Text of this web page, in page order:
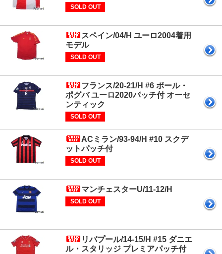
SOLD OUT
スペイン/04/H ユーロ2004着用
モデル
SOLD OUT
フランス/20-21/H #6 ポール・
ポグバ ユーロ2020パッチ付 オーセ
ンティック
SOLD OUT
ACミラン/93-94/H #10 スクデ
ットパッチ付
SOLD OUT
マンチェスターU/11-12/H
SOLD OUT
リバプール/14-15/H #15 ダニエ
ル・スタリッジ プレミアパッチ付